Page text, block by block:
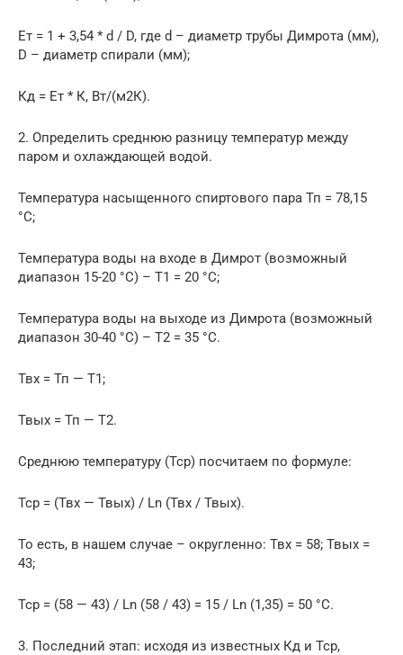
Ет = 1 + 3,54 * d / D, где d – диаметр трубы Димрота (мм),
D – диаметр спирали (мм);
Кд = Ет * К, Вт/(м2К).
2. Определить среднюю разницу температур между
паром и охлаждающей водой.
Температура насыщенного спиртового пара Тп = 78,15
°C;
Температура воды на входе в Димрот (возможный
диапазон 15-20 °C) – Т1 = 20 °C;
Температура воды на выходе из Димрота (возможный
диапазон 30-40 °C) – Т2 = 35 °C.
Твх = Тп — Т1;
Твых = Тп — Т2.
Среднюю температуру (Тср) посчитаем по формуле:
Тср = (Твх — Твых) / Ln (Твх / Твых).
То есть, в нашем случае – округленно: Твх = 58; Твых =
43;
Тср = (58 — 43) / Ln (58 / 43) = 15 / Ln (1,35) = 50 °C.
3. Последний этап: исходя из известных Кд и Тср,